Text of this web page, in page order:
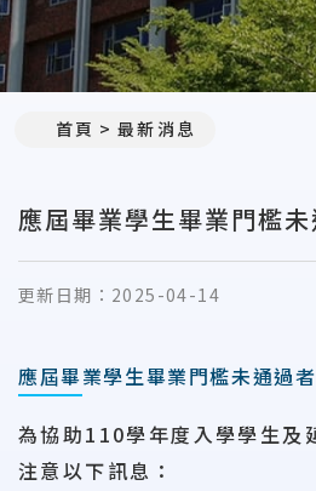
首頁 最新消息
應屆畢業學生畢業門檻
更新日期： 2025-04-14
應屆畢業學生畢業門檻未通過
為協助110學年度入學學生及
注意以下訊息：